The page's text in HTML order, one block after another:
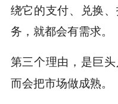
绕它的支付、兑换
务，就都会有需求。
第三个理由，是巨
而会把市场做成熟。